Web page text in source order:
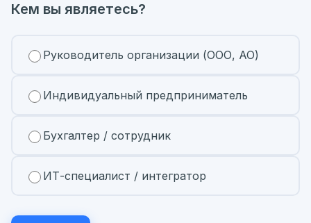
Кем вы являетесь?
Руководитель организации (ООО, АО)
Индивидуальный предприниматель
Бухгалтер / сотрудник
ИТ-специалист / интегратор